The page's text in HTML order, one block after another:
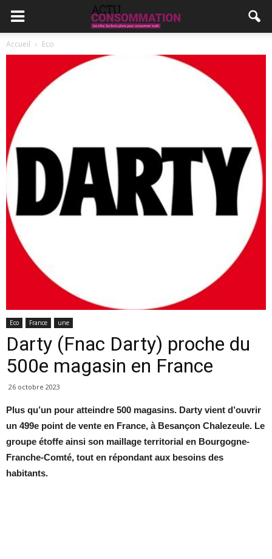
Accueil Eco
Eco France une
Darty (Fnac Darty) proche du
500e magasin en France
26 octobre 2023
Plus qu’un pour atteindre 500 magasins. Darty vient d’ouvrir
un 499e point de vente en France, à Besançon Chalezeule. Le
groupe étoffe ainsi son maillage territorial en Bourgogne-
Franche-Comté, tout en répondant aux besoins des
habitants.